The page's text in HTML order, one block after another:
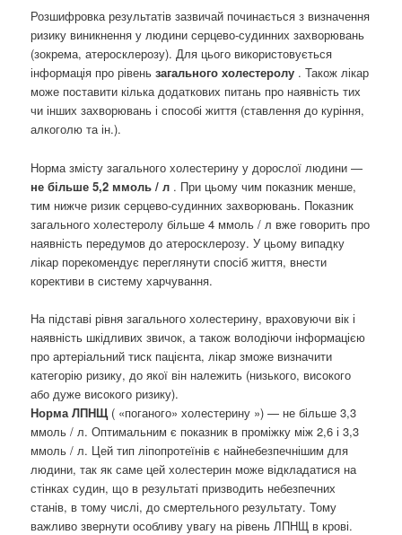
Розшифровка результатів зазвичай починається з визначення
ризику виникнення у людини серцево-судинних захворювань
(зокрема, атеросклерозу). Для цього використовується
інформація про рівеньзагального холестеролу . Також лікар
може поставити кілька додаткових питань про наявність тих
чи інших захворювань і способі життя (ставлення до куріння,
алкоголю та ін.).
Норма змісту загального холестерину у дорослої людини —
не більше 5,2 ммоль / л . При цьому чим показник менше,
тим нижче ризик серцево-судинних захворювань. Показник
загального холестеролу більше 4 ммоль / л вже говорить про
наявність передумов до атеросклерозу. У цьому випадку
лікар порекомендує переглянути спосіб життя, внести
корективи в систему харчування.
На підставі рівня загального холестерину, враховуючи вік і
наявність шкідливих звичок, а також володіючи інформацією
про артеріальний тиск пацієнта, лікар зможе визначити
категорію ризику, до якої він належить (низького, високого
або дуже високого ризику).
Норма ЛПНЩ ( «поганого» холестерину ») — не більше 3,3
ммоль / л. Оптимальним є показник в проміжку між 2,6 і 3,3
ммоль / л. Цей тип ліпопротеїнів є найнебезпечнішим для
людини, так як саме цей холестерин може відкладатися на
стінках судин, що в результаті призводить небезпечних
станів, в тому числі, до смертельного результату. Тому
важливо звернути особливу увагу на рівень ЛПНЩ в крові.